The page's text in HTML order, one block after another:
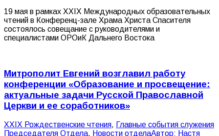
19 мая в рамках ХХIХ Международных образовательных
чтений в Конференц-зале Храма Христа Спасителя
состоялось совещание с руководителями и
специалистами ОРОиК Дальнего Востока
Митрополит Евгений возглавил работу
конференции «Образование и просвещение:
актуальные задачи Русской Православной
Церкви и ее соработников»
XXIX Рождественские чтения, Главные события служения
Председателя Отдела, Новости отделаАвтор: Настя